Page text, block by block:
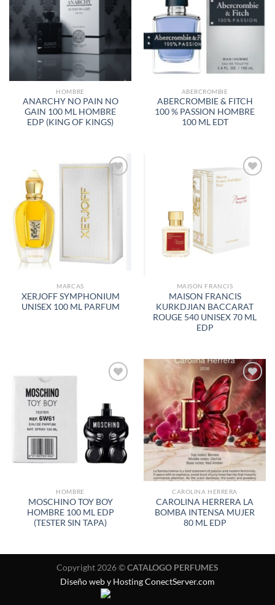
LISTA
HOMBRE
ANARCHY NO PAIN NO
GAIN 100 ML HOMBRE
EDP (KING OF KINGS)
LISTA
DE
ABERCROMBIE
ABERCROMBIE & FITCH
100 % PASSION HOMBRE
100 ML EDT
MARCAS
XERJOFF SYMPHONIUM
UNISEX 100 ML PARFUM
A LA
MAISON FRANCIS
MAISON FRANCIS
KURKDJIAN BACCARAT
ROUGE 540 UNISEX 70 ML
EDP
A LA
LISTA
DE
DESEOS
HOMBRE
MOSCHINO TOY BOY
HOMBRE 100 ML EDP
(TESTER SIN TAPA)
AÑADIR
A LA
LISTA
DE
DESEOS
CAROLINA HERRERA
CAROLINA HERRERA LA
BOMBA INTENSA MUJER
80 ML EDP
Copyright 2026 ©CATALOGO PERFUMES
Diseño web y Hosting ConectServer.com